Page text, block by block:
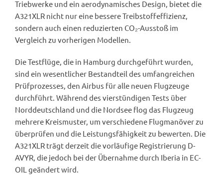
Triebwerke und ein aerodynamisches Design, bietet die
A321XLR nicht nur eine bessere Treibstoffeffizienz,
sondern auch einen reduzierten CO₂-Ausstoß im
Vergleich zu vorherigen Modellen.
Die Testflüge, die in Hamburg durchgeführt wurden,
sind ein wesentlicher Bestandteil des umfangreichen
Prüfprozesses, den Airbus für alle neuen Flugzeuge
durchführt. Während des vierstündigen Tests über
Norddeutschland und die Nordsee flog das Flugzeug
mehrere Kreismuster, um verschiedene Flugmanöver zu
überprüfen und die Leistungsfähigkeit zu bewerten. Die
A321XLR trägt derzeit die vorläufige Registrierung D-
AVYR, die jedoch bei der Übernahme durch Iberia in EC-
OIL geändert wird.